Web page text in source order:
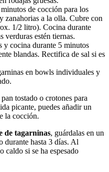
de cocción para los
zanahorias a la olla. Cubre con
1/2 litro). Cocina durante
verduras estén tiernas.
y cocina durante 5 minutos
blandas. Rectifica de sal si es
en bowls individuales y
tostado o crotones para
picante, puedes añadir un
la cocción.
de tagarninas, guárdalas en un
durante hasta 3 días. Al
caldo si se ha espesado